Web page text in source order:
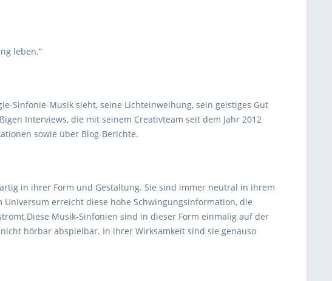
leben.“
Sinfonie-Musik sieht, seine Lichteinweihung, sein geistiges Gut
Interviews, die mit seinem Creativteam seit dem Jahr 2012
sowie über Blog-Berichte.
in ihrer Form und Gestaltung. Sie sind immer neutral in ihrem
erreicht diese hohe Schwingungsinformation, die
Musik-Sinfonien sind in dieser Form einmalig auf der
hörbar abspielbar. In ihrer Wirksamkeit sind sie genauso